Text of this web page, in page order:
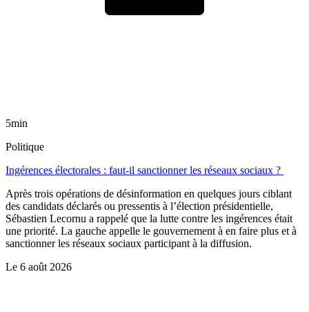
5min
Politique
Ingérences électorales : faut-il sanctionner les réseaux sociaux ?
Après trois opérations de désinformation en quelques jours ciblant
des candidats déclarés ou pressentis à l’élection présidentielle,
Sébastien Lecornu a rappelé que la lutte contre les ingérences était
une priorité. La gauche appelle le gouvernement à en faire plus et à
sanctionner les réseaux sociaux participant à la diffusion.
Le 6 août 2026